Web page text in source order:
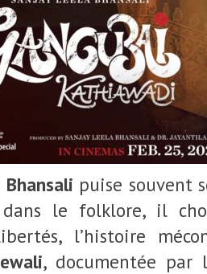
Bhansali puise souvent
le folklore, il
l’histoire
, documentée